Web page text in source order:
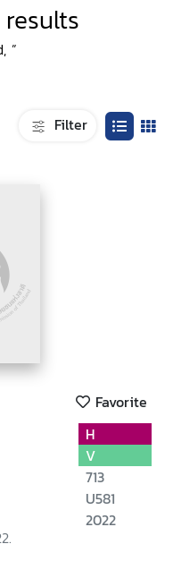
”
Filter
Favorite
H
V
713
U581
2022